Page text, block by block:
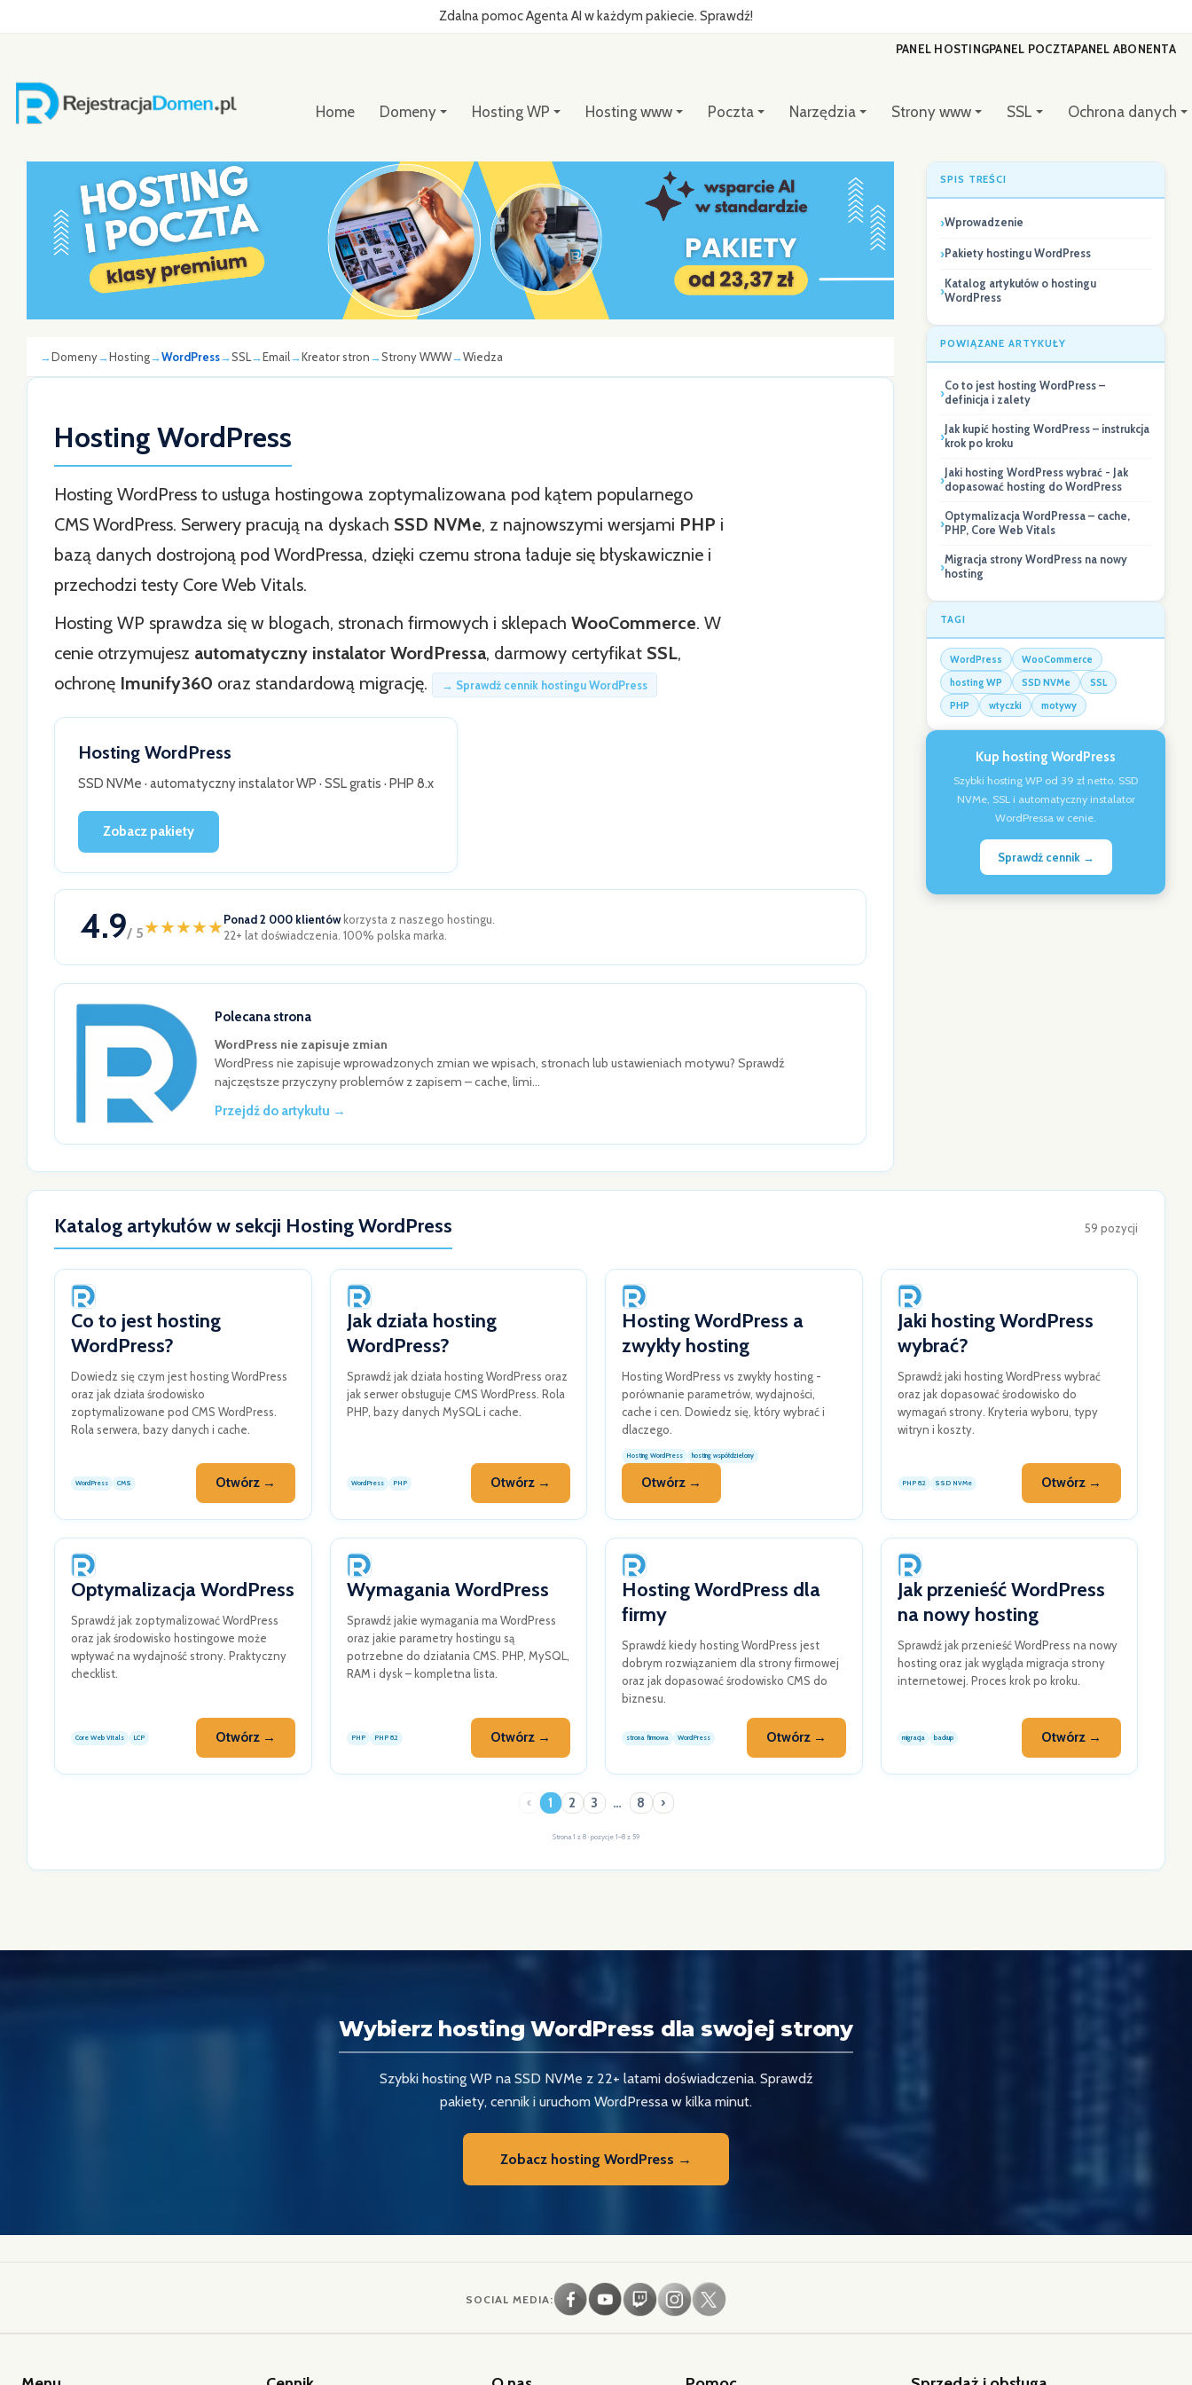
Zdalna pomoc Agenta AI w każdym pakiecie. Sprawdź!
PANEL HOSTINGPANEL POCZTAPANEL ABONENTA
Home Domeny Hosting WP Hosting www Poczta Narzędzia Strony www SSL Ochrona danych
Domeny Hosting WordPress SSL Email Kreator stron Strony WWW Wiedza
Hosting WordPress
Hosting WordPress to usługa hostingowa zoptymalizowana pod kątem popularnego
CMS WordPress. Serwery pracują na dyskach SSD NVMe, z najnowszymi wersjami PHP i
bazą danych dostrojoną pod WordPressa, dzięki czemu strona ładuje się błyskawicznie i
przechodzi testy Core Web Vitals.
Hosting WP sprawdza się w blogach, stronach firmowych i sklepach WooCommerce. W
cenie otrzymujesz automatyczny instalator WordPressa, darmowy certyfikat SSL,
ochronę Imunify360 oraz standardową migrację. → Sprawdź cennik hostingu WordPress
Hosting WordPress
SSD NVMe · automatyczny instalator WP · SSL gratis · PHP 8.x
Zobacz pakiety
4.9/ 5★★★★★Ponad 2 000 klientówkorzysta z naszego hostingu.
22+ lat doświadczenia. 100% polska marka.
Polecana strona
WordPress nie zapisuje zmian
WordPress nie zapisuje wprowadzonych zmian we wpisach, stronach lub ustawieniach motywu? Sprawdź
najczęstsze przyczyny problemów z zapisem – cache, limi…
Przejdź do artykułu →
SPIS TREŚCI
Wprowadzenie
Pakiety hostingu WordPress
Katalog artykułów o hostingu
WordPress
POWIĄZANE ARTYKUŁY
Co to jest hosting WordPress –
definicja i zalety
Jak kupić hosting WordPress – instrukcja
krok po kroku
Jaki hosting WordPress wybrać - Jak
dopasować hosting do WordPress
Optymalizacja WordPressa – cache,
PHP, Core Web Vitals
Migracja strony WordPress na nowy
hosting
TAGI
WordPress
WooCommerce
hosting WP
SSD NVMe
SSL
PHP
wtyczki motywy
Kup hosting WordPress
Szybki hosting WP od 39 zł netto. SSD
NVMe, SSL i automatyczny instalator
WordPressa w cenie.
Sprawdź cennik →
Katalog artykułów w sekcji Hosting WordPress 59 pozycji
Co to jest hosting
WordPress?
Dowiedz się czym jest hosting WordPress
oraz jak działa środowisko
zoptymalizowane pod CMS WordPress.
Rola serwera, bazy danych i cache.
WordPress CMS Otwórz →
Jak działa hosting
WordPress?
Sprawdź jak działa hosting WordPress oraz
jak serwer obsługuje CMS WordPress. Rola
PHP, bazy danych MySQL i cache.
WordPress PHP Otwórz →
Hosting WordPress a
zwykły hosting
Hosting WordPress vs zwykły hosting -
porównanie parametrów, wydajności,
cache i cen. Dowiedz się, który wybrać i
dlaczego.
Hosting WordPress hosting współdzielony
Otwórz →
Jaki hosting WordPress
wybrać?
Sprawdź jaki hosting WordPress wybrać
oraz jak dopasować środowisko do
wymagań strony. Kryteria wyboru, typy
witryn i koszty.
PHP 8.2 SSD NVMe Otwórz →
Optymalizacja WordPress
Sprawdź jak zoptymalizować WordPress
oraz jak środowisko hostingowe może
wpływać na wydajność strony. Praktyczny
checklist.
Core Web Vitals LCP Otwórz →
Wymagania WordPress
Sprawdź jakie wymagania ma WordPress
oraz jakie parametry hostingu są
potrzebne do działania CMS. PHP, MySQL,
RAM i dysk – kompletna lista.
PHP PHP 8.2 Otwórz →
Hosting WordPress dla
firmy
Sprawdź kiedy hosting WordPress jest
dobrym rozwiązaniem dla strony firmowej
oraz jak dopasować środowisko CMS do
biznesu.
strona firmowa WordPress Otwórz →
Jak przenieść WordPress
na nowy hosting
Sprawdź jak przenieść WordPress na nowy
hosting oraz jak wygląda migracja strony
internetowej. Proces krok po kroku.
migracja backup Otwórz →
‹ 1 2 3 … 8 ›
Strona 1 z 8 · pozycje 1–8 z 59
Wybierz hosting WordPress dla swojej strony
Szybki hosting WP na SSD NVMe z 22+ latami doświadczenia. Sprawdź
pakiety, cennik i uruchom WordPressa w kilka minut.
Zobacz hosting WordPress →
SOCIAL MEDIA: